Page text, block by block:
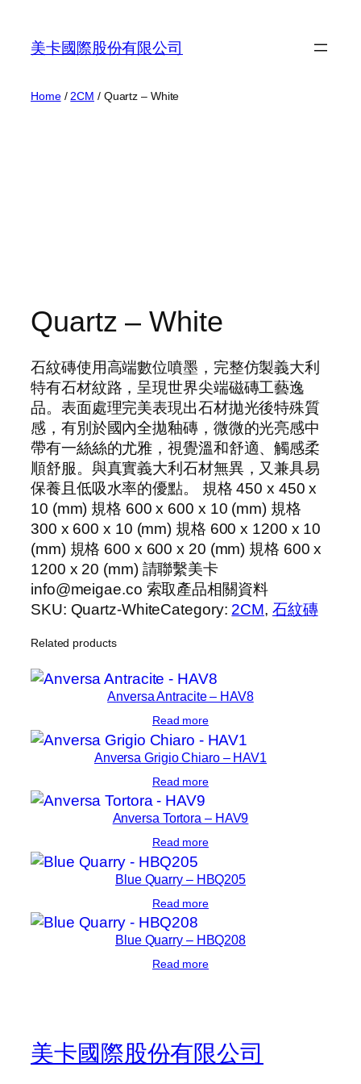
content
美卡國際股份有限公司
Home/ 2CM / Quartz – White
Quartz – White
石紋磚使用高端數位噴墨，完整仿製義大利
特有石材紋路，呈現世界尖端磁磚工藝逸
品。表面處理完美表現出石材拋光後特殊質
感，有別於國內全拋釉磚，微微的光亮感中
帶有一絲絲的尤雅，視覺溫和舒適、觸感柔
順舒服。與真實義大利石材無異，又兼具易
保養且低吸水率的優點。 規格 450 x 450 x
10 (mm) 規格 600 x 600 x 10 (mm) 規格
300 x 600 x 10 (mm) 規格 600 x 1200 x 10
(mm) 規格 600 x 600 x 20 (mm) 規格 600 x
1200 x 20 (mm) 請聯繫美卡
info@meigae.co 索取產品相關資料
SKU: Quartz-WhiteCategory: 2CM, 石紋磚
Related products
Anversa Antracite – HAV8
Read more
Anversa Grigio Chiaro – HAV1
Read more
Anversa Tortora – HAV9
Read more
Blue Quarry – HBQ205
Read more
Blue Quarry – HBQ208
Read more
美卡國際股份有限公司